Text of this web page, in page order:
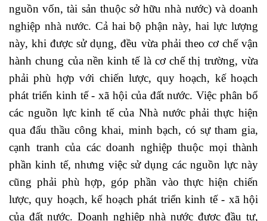
nguồn vốn, tài sản thuộc sở hữu nhà nước) và doanh
nghiệp nhà nước. Cả hai bộ phận này, hai lực lượng
này, khi được sử dụng, đều vừa phải theo cơ chế vận
hành chung của nền kinh tế là cơ chế thị trường, vừa
phải phù hợp với chiến lược, quy hoạch, kế hoạch
phát triển kinh tế - xã hội của đất nước. Việc phân bổ
các nguồn lực kinh tế của Nhà nước phải thực hiện
qua đấu thầu công khai, minh bạch, có sự tham gia,
cạnh tranh của các doanh nghiệp thuộc mọi thành
phần kinh tế, nhưng việc sử dụng các nguồn lực này
cũng phải phù hợp, góp phần vào thực hiện chiến
lược, quy hoạch, kế hoạch phát triển kinh tế - xã hội
của đất nước. Doanh nghiệp nhà nước được đầu tư,